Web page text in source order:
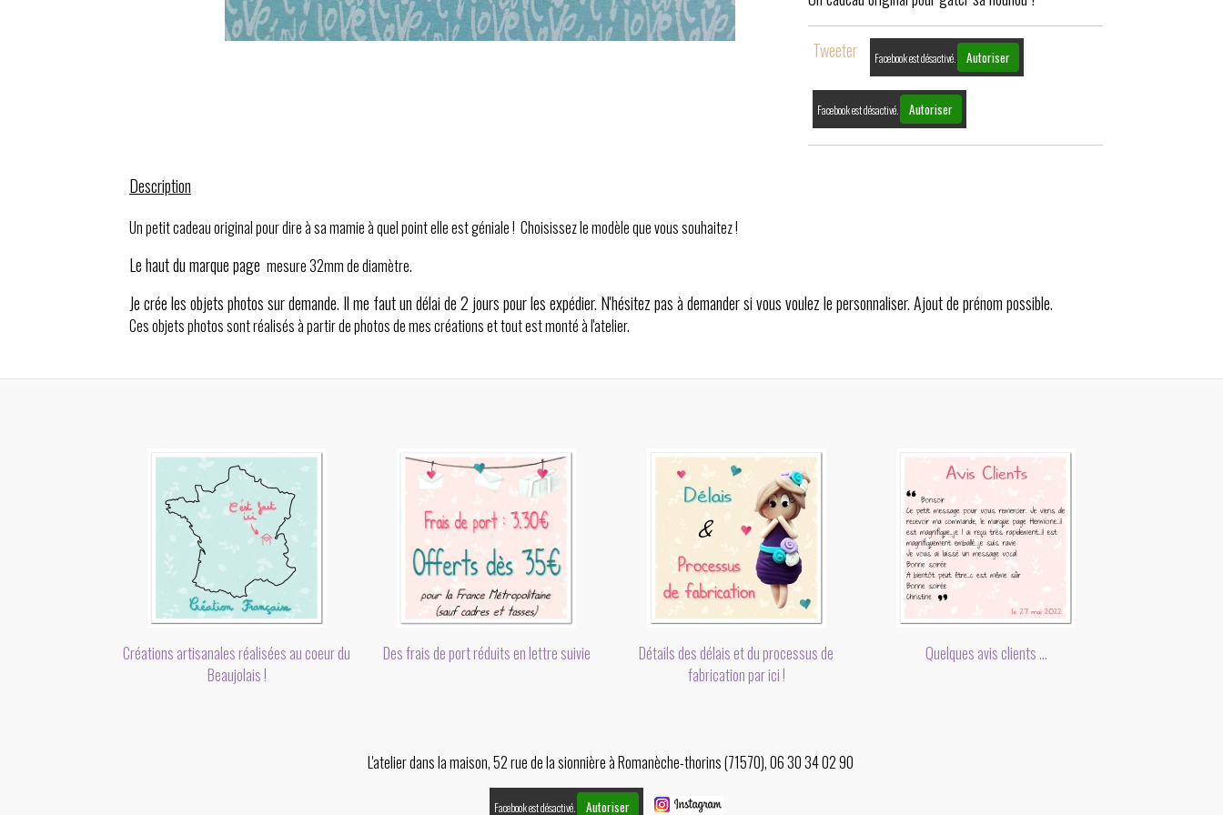
Tweeter Facebook est désactivé. Autoriser
Facebook est désactivé. Autoriser
Description
Un petit cadeau original pour dire à sa mamie à quel point elle est géniale ! Choisissez le modèle que vous souhaitez !
Le haut du marque page mesure 32mm de diamètre.
Je crée les objets photos sur demande. Il me faut un délai de 2 jours pour les expédier. N'hésitez pas à demander si vous voulez le personnaliser. Ajout de prénom possible.
Ces objets photos sont réalisés à partir de photos de mes créations et tout est monté à l'atelier.
Créations artisanales réalisées au coeur du
Beaujolais !
Des frais de port réduits en lettre suivie
Détails des délais et du processus de
fabrication par ici !
Quelques avis clients ...
L'atelier dans la maison, 52 rue de la sionnière à Romanèche-thorins (71570), 06 30 34 02 90
Facebook est désactivé. Autoriser